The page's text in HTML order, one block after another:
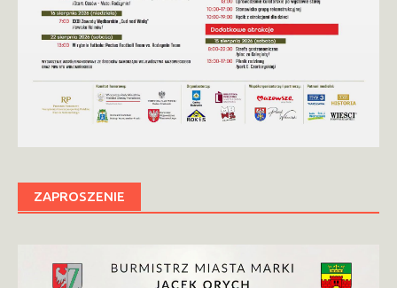
ZAPROSZENIE